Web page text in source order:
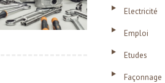
Electricité
Emploi
Etudes
Façonnage